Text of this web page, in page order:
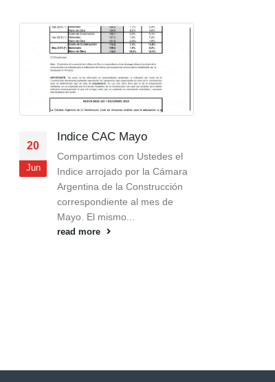
la Cámara
mes de
Nov
NUEVO LANZAMIENTO –
CAM 81
Nos acercamos a fin de año de
la mejor manera: fieles a
nuestro estilo de seguir
progresando y ofreciendo la...